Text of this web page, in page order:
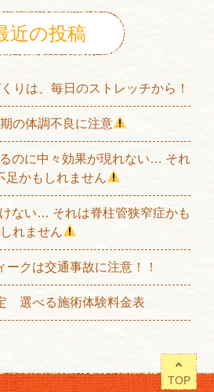
近の投稿
りは、毎日のストレッチから！
の体調不良に注意
のに中々効果が現れない… それ
足かもしれません
ない… それは脊柱管狭窄症かも
しれません
ークは交通事故に注意！！
選べる施術体験料金表
TOP